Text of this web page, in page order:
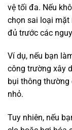
vệ tối đa. Nếu
chọn sai loại mặt
đủ trước các
Ví dụ, nếu bạn
công trường xây
bụi thông thường
nhỏ.
Tuy nhiên, nếu